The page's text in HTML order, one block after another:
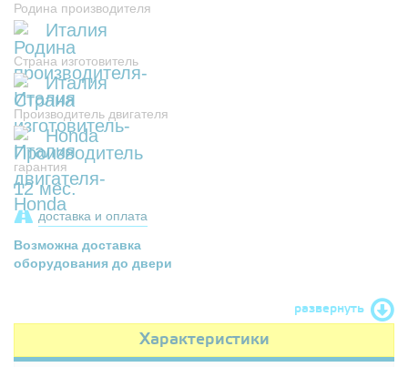
Родина производителя
Италия
Страна изготовитель
Италия
Производитель двигателя
Honda
гарантия
12 мес.
доставка и оплата
Возможна доставка
оборудования до двери
развернуть
Характеристики